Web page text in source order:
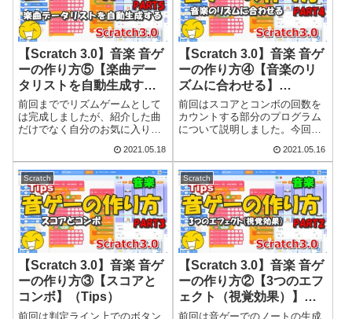
【Scratch 3.0】音楽 音ゲ
ーの作り方⑤【楽曲デー
タリストを自動生成す
る】（Tips）
前回まででリズムゲームとして
は完成しましたが、紹介した曲
だけでなく自分のお気に入りの
いと思うはずです。しかし、流
す音楽を変えるとその音楽に合
ったタイミングでノートを生成
しなければいけませんし、その
ために1つ1つノ...
2021.05.18
【Scratch 3.0】音楽 音ゲ
ーの作り方④【音楽のリ
ズムに合わせる】
（Tips）
前回はスコアとコンボの回数を
カウントする部分のプログラム
について説明しました。今回
ログラムと組み合わせていきま
す。音楽のリズムに合わせてノ
ートを流す部分がミソです。音
ゲーは、音楽のリズムに合わせ
てノートと呼ばれる...
2021.05.16
Scratch
【Scratch 3.0】音楽 音ゲ
ーの作り方③【スコアと
コンボ】（Tips）
前回は判定ライン上でのボタン
Scratch
【Scratch 3.0】音楽 音ゲ
ーの作り方②【3つのエフ
ェクト（視覚効果）】
（Tips）
前回は音ゲーでのノートの生成